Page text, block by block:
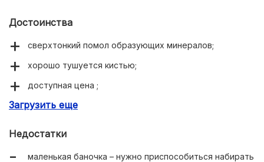
Достоинства
сверхтонкий помол образующих минералов;
хорошо тушуется кистью;
доступная цена ;
натуральный состав;
Загрузить еще
Недостатки
маленькая баночка – нужно приспособиться набирать